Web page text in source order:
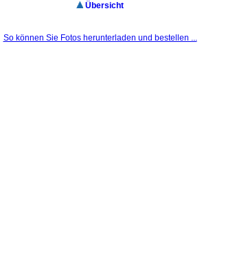
Übersicht
So können Sie Fotos herunterladen und bestellen ...